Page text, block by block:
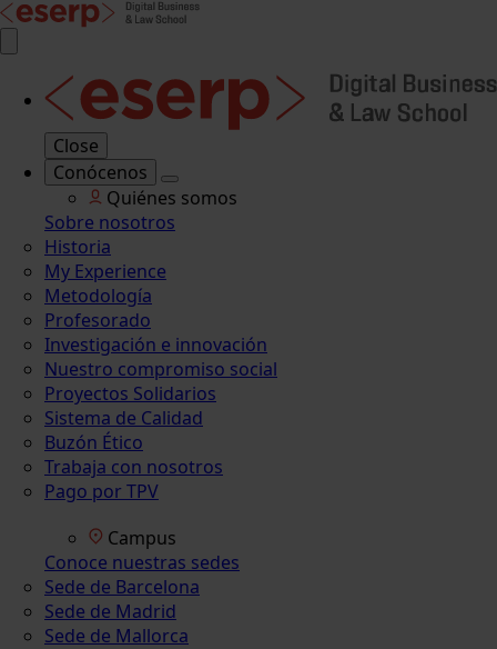
Close
Conócenos
Quiénes somos
Sobre nosotros
Historia
My Experience
Metodología
Profesorado
Investigación e innovación
Nuestro compromiso social
Proyectos Solidarios
Sistema de Calidad
Buzón Ético
Trabaja con nosotros
Pago por TPV
Campus
Conoce nuestras sedes
Sede de Barcelona
Sede de Madrid
Sede de Mallorca